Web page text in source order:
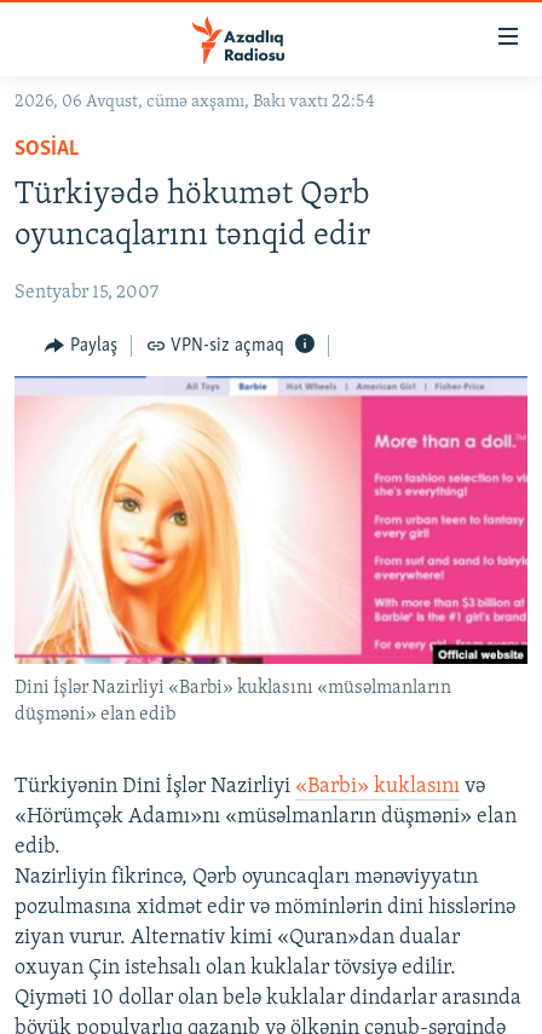
Əsas
qayıt
Əsas
naviqasiyaya
qayıt
Axtarışa
GÜNDƏM
#İZAHLA
KORRUPSIOMETR
#ƏSLINDƏ
FƏRQƏ BAX
QANUNI DOĞRU
ARAŞDIRMA
MULTIMEDIA
FOTOQALEREYA
İNFOQRAFIKA
KARIKATURA
RADIO ARXIV
AZƏRBAYCAN ƏDƏBIYYATI KITABXANASI
İSLAM VƏ DEMOKRATIYA
İZ - MƏDƏNIYYƏT PROQRAMI
HAQQIMIZDA
MISSIYAMIZ
PEŞƏ ETIKASI VƏ JURNALISTIKA STANDARTLARIMIZ
MATERIALLARIMIZDAN ISTIFADƏ
AZADLIQRADIOSU MOBIL TELEFONUNUZDA
XƏBƏR BÜLLETENLƏRIMIZ
BIZI IZLƏ
RFE/RL-in bütün saytları
2026, 06 Avqust, cümə axşamı, Bakı vaxtı 22:54
SOSIAL
Türkiyədə hökumət Qərb
oyuncaqlarını tənqid edir
Sentyabr 15, 2007
Paylaş VPN-siz açmaq
Dini İşlər Nazirliyi «Barbi» kuklasını «müsəlmanların
düşməni» elan edib
Türkiyənin Dini İşlər Nazirliyi «Barbi» kuklasını və
«Hörümçək Adamı»nı «müsəlmanların düşməni» elan
edib.
Nazirliyin fikrincə, Qərb oyuncaqları mənəviyyatın
pozulmasına xidmət edir və möminlərin dini hisslərinə
ziyan vurur. Alternativ kimi «Quran»dan dualar
oxuyan Çin istehsalı olan kuklalar tövsiyə edilir.
Qiyməti 10 dollar olan belə kuklalar dindarlar arasında
böyük populyarlıq qazanıb və ölkənin cənub-şərqində